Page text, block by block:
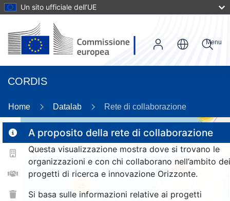
Un sito ufficiale dell’UE
CORDIS
Menu
Home Datalab Rete di collaborazione
A proposito della rete di collaborazione
Questa visualizzazione mostra dove si trovano le
organizzazioni e con chi collaborano nell’ambito dei
progetti di ricerca e innovazione Orizzonte.
Si basa sulle informazioni relative ai progetti
183